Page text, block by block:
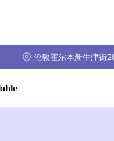
伦敦霍尔本新牛津街